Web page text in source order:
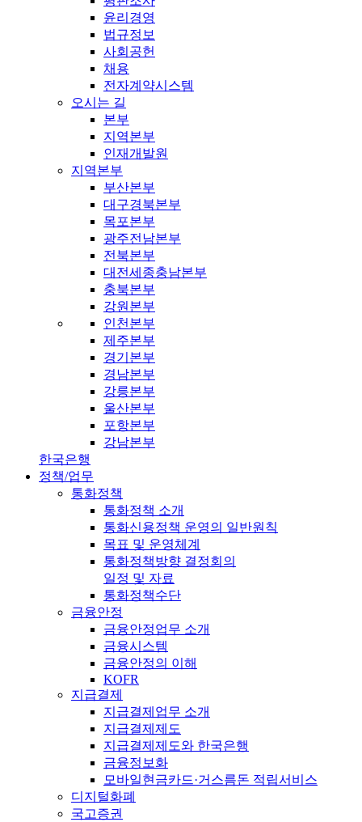
윤리경영
법규정보
사회공헌
채용
전자계약시스템
오시는 길
본부
지역본부
인재개발원
지역본부
부산본부
대구경북본부
목포본부
광주전남본부
전북본부
대전세종충남본부
충북본부
강원본부
인천본부
제주본부
경기본부
경남본부
강릉본부
울산본부
포항본부
강남본부
한국은행
정책/업무
통화정책
통화정책 소개
통화신용정책 운영의 일반원칙
목표 및 운영체계
통화정책방향 결정회의
일정 및 자료
통화정책수단
금융안정
금융안정업무 소개
금융시스템
금융안정의 이해
KOFR
지급결제
지급결제업무 소개
지급결제제도
지급결제제도와 한국은행
금융정보화
모바일현금카드·거스름돈 적립서비스
디지털화폐
국고증권